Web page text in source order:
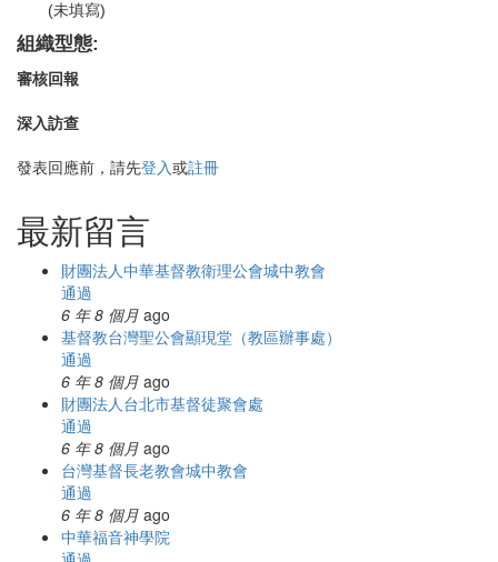
(未填寫)
組織型態:
審核回報
深入訪查
發表回應前，請先登入或註冊
最新留言
財團法人中華基督教衛理公會城中教會
通過
6 年 8 個月 ago
基督教台灣聖公會顯現堂（教區辦事處）
通過
6 年 8 個月 ago
財團法人台北市基督徒聚會處
通過
6 年 8 個月 ago
台灣基督長老教會城中教會
通過
6 年 8 個月 ago
中華福音神學院